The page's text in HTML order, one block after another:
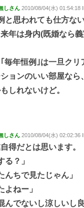
しさん 2010/08/04(水) 01:54:18
と思われても仕方な
年は身内(既婚なら
毎年恒例｣は一旦クリ
ョンのいい部屋なら
しれないけど。
しさん 2010/08/04(水) 02:02:36
得だとは思います。
る？」
んちで見たじゃん」
よねー」
んでないし涼しいし良